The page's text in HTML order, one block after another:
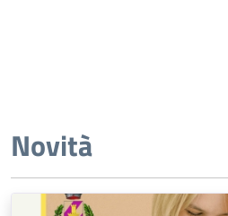
Novità